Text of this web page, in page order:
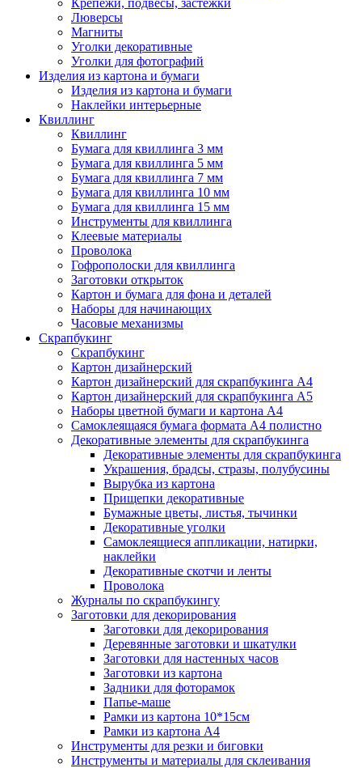
Крепежи, подвесы, застежки
Люверсы
Магниты
Уголки декоративные
Уголки для фотографий
Изделия из картона и бумаги
Изделия из картона и бумаги
Наклейки интерьерные
Квиллинг
Квиллинг
Бумага для квиллинга 3 мм
Бумага для квиллинга 5 мм
Бумага для квиллинга 7 мм
Бумага для квиллинга 10 мм
Бумага для квиллинга 15 мм
Инструменты для квиллинга
Клеевые материалы
Проволока
Гофрополоски для квиллинга
Заготовки открыток
Картон и бумага для фона и деталей
Наборы для начинающих
Часовые механизмы
Скрапбукинг
Скрапбукинг
Картон дизайнерский
Картон дизайнерский для скрапбукинга А4
Картон дизайнерский для скрапбукинга А5
Наборы цветной бумаги и картона А4
Самоклеящаяся бумага формата А4 полистно
Декоративные элементы для скрапбукинга
Декоративные элементы для скрапбукинга
Украшения, брадсы, стразы, полубусины
Вырубка из картона
Прищепки декоративные
Бумажные цветы, листья, тычинки
Декоративные уголки
Самоклеящиеся аппликации, натирки,
наклейки
Декоративные скотчи и ленты
Проволока
Журналы по скрапбукингу
Заготовки для декорирования
Заготовки для декорирования
Деревянные заготовки и шкатулки
Заготовки для настенных часов
Заготовки из картона
Задники для фоторамок
Папье-маше
Рамки из картона 10*15см
Рамки из картона А4
Инструменты для резки и биговки
Инструменты и материалы для склеивания